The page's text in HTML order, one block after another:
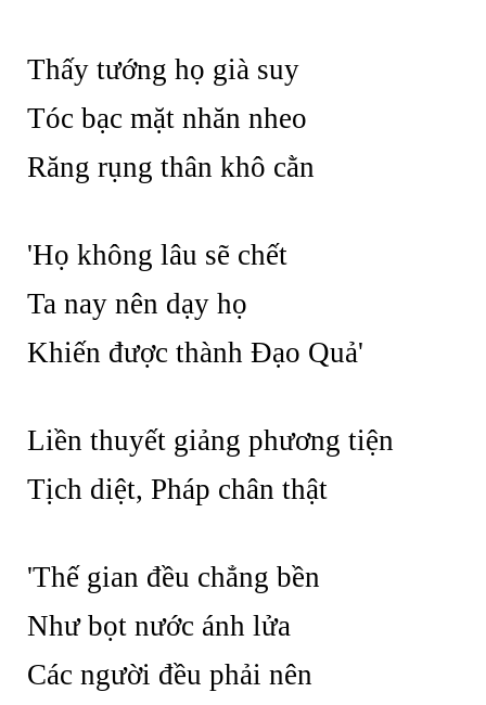
Thấy tướng họ già suy
Tóc bạc mặt nhăn nheo
Răng rụng thân khô cằn
'Họ không lâu sẽ chết
Ta nay nên dạy họ
Khiến được thành Đạo Quả'
Liền thuyết giảng phương tiện
Tịch diệt, Pháp chân thật
'Thế gian đều chẳng bền
Như bọt nước ánh lửa
Các người đều phải nên